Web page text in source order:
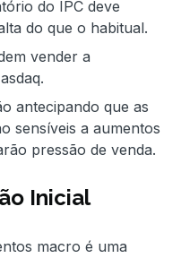
do IPC deve
do que o habitual.
vender a
antecipando que as
sensíveis a aumentos
pressão de venda.
Inicial
macro é uma